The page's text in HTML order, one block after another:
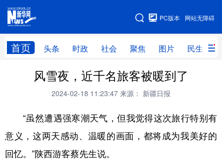
网站无障碍
PC版本
首页 头条 时政 社会 聚焦 图片 民生
网站地图
头条 时政 社会 聚焦
民生 访谈
访惠聚 专题 服务 援疆
云游新疆 云端悦读 云看书画 光影新疆
人事频道 融媒体联播
风雪夜，近千名旅客被暖到了
2024-02-18 11:23:47 来源： 新疆日报
“虽然遭遇强寒潮天气，但我觉得这次旅行特别有
意义，这两天感动、温暖的画面，都将成为我美好的
回忆。”陕西游客蔡先生说。